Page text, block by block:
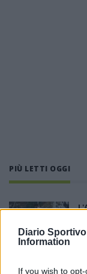
Diario
Information
If you wish to
PIÙ LETTI OGGI